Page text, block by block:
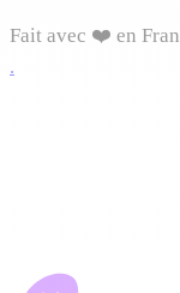
Fait avec ❤️ en
.
Vous pourrez